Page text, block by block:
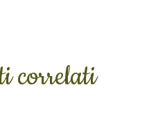
correlati